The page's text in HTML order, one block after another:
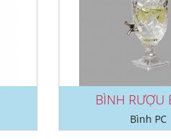
BÌNH RƯỢU
Bình PC